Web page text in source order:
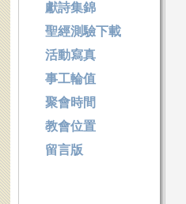
獻詩集錦
聖經測驗下載
活動寫真
事工輪值
聚會時間
教會位置
留言版